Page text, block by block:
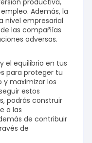
Además, la
nivel empresarial
las compañías
adversas.
el equilibrio en tus
para proteger tu
y maximizar los
estos
podrás construir
a las
de contribuir
de